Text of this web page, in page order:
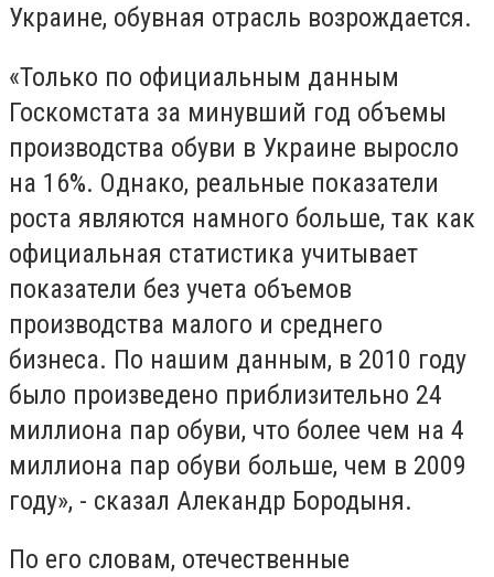
Украине, обувная отрасль возрождается.
«Только по официальным данным
Госкомстата за минувший год объемы
производства обуви в Украине выросло
на 16%. Однако, реальные показатели
роста являются намного больше, так как
официальная статистика учитывает
показатели без учета объемов
производства малого и среднего
бизнеса. По нашим данным, в 2010 году
было произведено приблизительно 24
миллиона пар обуви, что более чем на 4
миллиона пар обуви больше, чем в 2009
году», - сказал Алекандр Бородыня.
По его словам, отечественные